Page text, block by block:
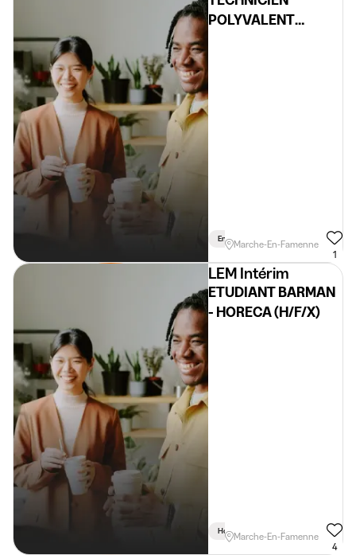
POLYVALENT
En Semaine Permis Requis
Marche-En-Famenne
1
LEM Intérim
ETUDIANT BARMAN
- HORECA (H/F/X)
Horaire Flexible
Marche-En-Famenne
4